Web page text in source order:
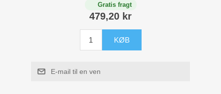
Musikinstrumenter
Gratis fragt
479,20 kr
KØB
E-mail til en ven